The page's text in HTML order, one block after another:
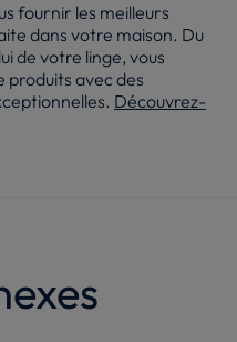
fournir les meilleurs
dans votre maison. Du
de votre linge, vous
produits avec des
Découvrez-